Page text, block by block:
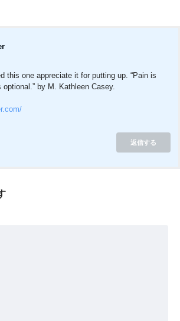
this one appreciate it for putting up. “Pain is
by M. Kathleen Casey.
返信する